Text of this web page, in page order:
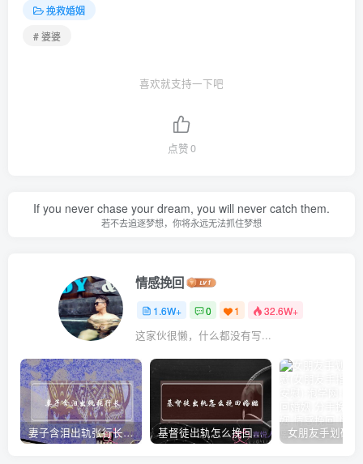
挽救婚姻
# 婆婆
喜欢就支持一下吧
点赞0
If you never chase your dream, you will never catch them.
若不去追逐梦想，你将永远无法抓住梦想
情感挽回
1.6W+ 0 1 32.6W+
这家伙很懒，什么都没有写...
妻子含泪出轨张行长 她说全都是因为家中 基督徒出轨怎么挽回婚姻(基督徒面对出轨婚姻)